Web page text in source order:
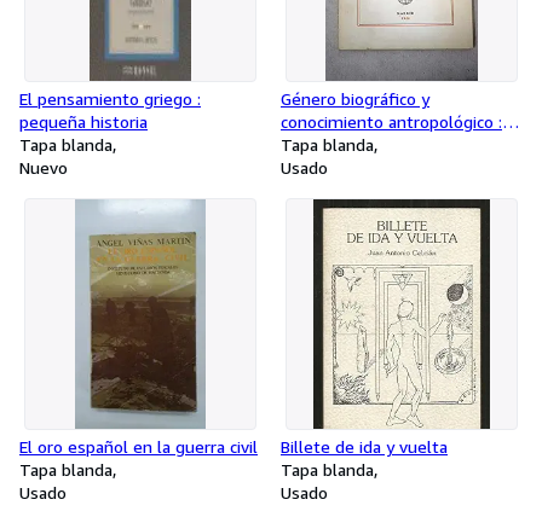
El pensamiento griego :
pequeña historia
Tapa blanda
Nuevo
Género biográfico y
conocimiento antropológico :
discurso
Tapa blanda
Usado
El oro español en la guerra civil
Tapa blanda
Usado
Billete de ida y vuelta
Tapa blanda
Usado